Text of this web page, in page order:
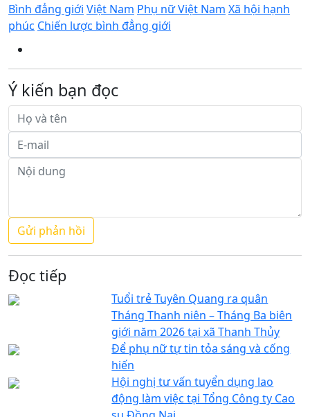
Bình đẳng giới Việt Nam Phụ nữ Việt Nam Xã hội hạnh
phúc Chiến lược bình đẳng giới
Ý kiến bạn đọc
Đọc tiếp
Tuổi trẻ Tuyên Quang ra quân
Tháng Thanh niên – Tháng Ba biên
giới năm 2026 tại xã Thanh Thủy
Để phụ nữ tự tin tỏa sáng và cống
hiến
Hội nghị tư vấn tuyển dụng lao
động làm việc tại Tổng Công ty Cao